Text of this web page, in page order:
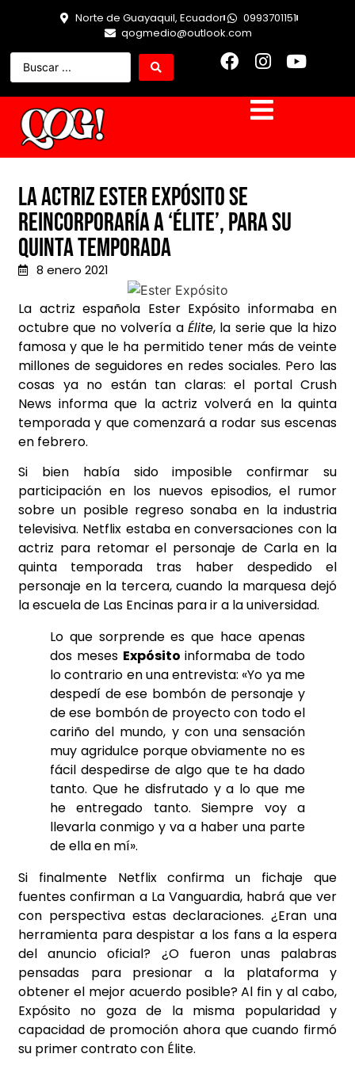
Norte de Guayaquil, Ecuador
0993701151
qogmedio@outlook.com
La actriz Ester Expósito se
reincorporaría a ‘Élite’, para su
quinta Temporada
8 enero 2021
La actriz española Ester Expósito informaba en
octubre que no volvería a Élite, la serie que la hizo
famosa y que le ha permitido tener más de veinte
millones de seguidores en redes sociales. Pero las
cosas ya no están tan claras: el portal Crush
News informa que la actriz volverá en la quinta
temporada y que comenzará a rodar sus escenas
en febrero.
Si bien había sido imposible confirmar su
participación en los nuevos episodios, el rumor
sobre un posible regreso sonaba en la industria
televisiva. Netflix estaba en conversaciones con la
actriz para retomar el personaje de Carla en la
quinta temporada tras haber despedido el
personaje en la tercera, cuando la marquesa dejó
la escuela de Las Encinas para ir a la universidad.
Lo que sorprende es que hace apenas
dos meses Expósito informaba de todo
lo contrario en una entrevista: «Yo ya me
despedí de ese bombón de personaje y
de ese bombón de proyecto con todo el
cariño del mundo, y con una sensación
muy agridulce porque obviamente no es
fácil despedirse de algo que te ha dado
tanto. Que he disfrutado y a lo que me
he entregado tanto. Siempre voy a
llevarla conmigo y va a haber una parte
de ella en mí».
Si finalmente Netflix confirma un fichaje que
fuentes confirman a La Vanguardia, habrá que ver
con perspectiva estas declaraciones. ¿Eran una
herramienta para despistar a los fans a la espera
del anuncio oficial? ¿O fueron unas palabras
pensadas para presionar a la plataforma y
obtener el mejor acuerdo posible? Al fin y al cabo,
Expósito no goza de la misma popularidad y
capacidad de promoción ahora que cuando firmó
su primer contrato con Élite.